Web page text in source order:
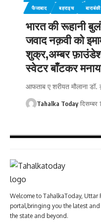
फैजाबाद
बहराइच बाराबंकी
भारत की रूहानी
जवाद नक़वी को
शुक्र,अम्बर
स्वेटर बाँटकर
आफताब ए शरीयत मौलाना
Tahalka Today दिसम्बर
Welcome to TahalkaToday, Uttar
portal,bringing you the latest
the state and beyond.